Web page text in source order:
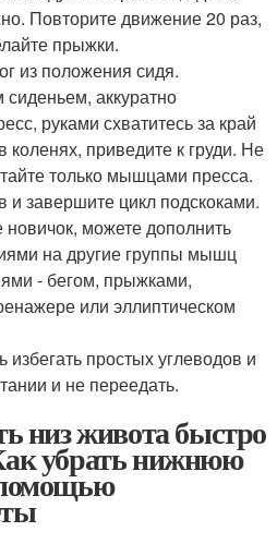
Повторите движение 20 раз,
прыжки.
из положения сидя.
сиденьем, аккуратно
руками схватитесь за край
коленях, приведите к груди. Не
только мышцами пресса.
завершите цикл подскоками.
можете дополнить
на другие группы мышц
- бегом, прыжками,
или эллиптическом
избегать простых углеводов и
и не переедать.
низ живота быстро
убрать нижнюю